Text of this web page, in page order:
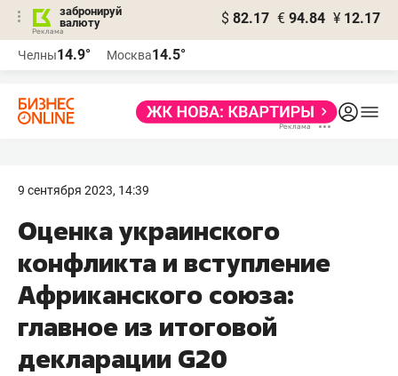
забронируй
валюту
$ 82.17 € 94.84 ¥ 12.17
Челны14.9° Москва14.5°
9 сентября 2023, 14:39
Оценка украинского
конфликта и вступление
Африканского союза:
главное из итоговой
декларации G20